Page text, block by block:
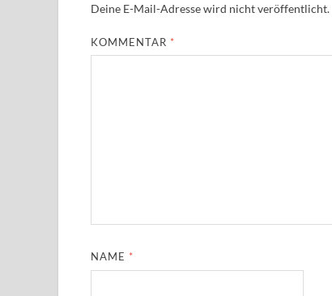
Deine E-Mail-Adresse wird nicht veröffentlicht.
KOMMENTAR *
NAME *